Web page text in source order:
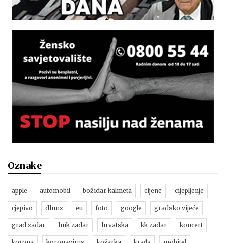
Oznake
apple automobil božidar kalmeta cijene cijepljenje
cjepivo dhmz eu foto google gradsko vijeće
grad zadar hnk zadar hrvatska kk zadar koncert